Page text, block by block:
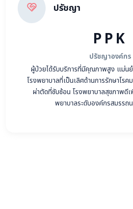
ปรัชญา
PPK
ปรัชญาองค์กร
ผู้ป่วยได้รับบริการที่มีคุณภาพสูง แม่น
โรงพยาบาลที่เป็นเลิศด้านการรักษาโรค
ผ่าตัดที่ซับซ้อน โรงพยาบาลสุขภาพดีเ
พยาบาลระดับองค์กรสมรรถ